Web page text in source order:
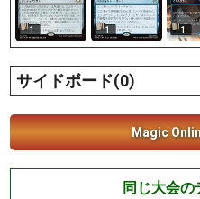
1 1 1
サイドボード(0)
Magic
同じ大会の